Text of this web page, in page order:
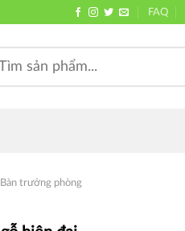
FAQ
Bàn trưởng phòng